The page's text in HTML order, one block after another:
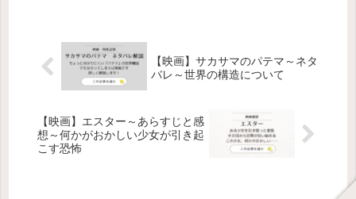
【映画】サカサマのパテマ～ネタ
バレ～世界の構造について
【映画】エスター～あらすじと感
想～何かがおかしい少女が引き起
こす恐怖